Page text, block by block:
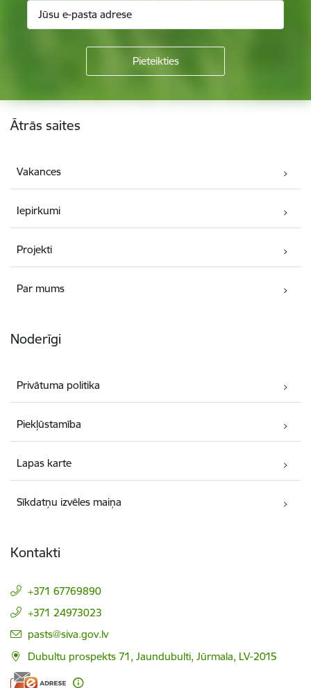
Kājene
Ātrās saites
Vakances
Iepirkumi
Projekti
Par mums
Noderīgi
Privātuma politika
Piekļūstamība
Lapas karte
Sīkdatņu izvēles maiņa
Kontakti
+371 67769890
+371 24973023
E-pasts:
pasts@siva.gov.lv
Dubultu prospekts 71, Jaundubulti, Jūrmala, LV-2015